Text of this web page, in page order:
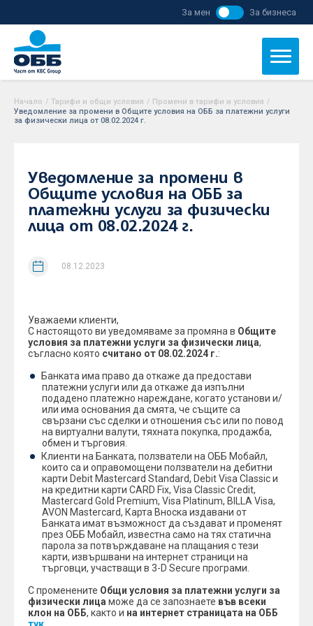
За мен За бизнеса
Начало / Тарифи и общи условия / Промени в тарифи и условия /
Уведомление за промени в Общите условия на ОББ за платежни услуги
за физически лица от 08.02.2024 г.
Уведомление за промени в
Общите условия на ОББ за
платежни услуги за физически
лица от 08.02.2024 г.
08.12.2023
Уважаеми клиенти,
С настоящото ви уведомяваме за промяна в Общите
условия за платежни услуги за физически лица,
съгласно която считано от 08.02.2024 г.:
Банката има право да откаже да предостави
платежни услуги или да откаже да изпълни
подадено платежно нареждане, когато установи и/
или има основания да смята, че същите са
свързани със сделки и отношения със или по повод
на виртуални валути, тяхната покупка, продажба,
обмен и търговия.
Клиенти на Банката, ползватели на ОББ Мобайл,
които са и оправомощени ползватели на дебитни
карти Debit Mastercard Standard, Debit Visa Classic и
на кредитни карти CARD Fix, Visa Classic Credit,
Mastercard Gold Premium, Visa Platinum, BILLA Visa,
AVON Mastercard, Карта Вноска издавани от
Банката имат възможност да създават и променят
през ОББ Мобайл, известна само на тях статична
парола за потвърждаване на плащания с тези
карти, извършвани на интернет страници на
търговци, участващи в 3-D Secure програми.
С променените Общи условия за платежни услуги за
физически лица може да се запознаете във всеки
клон на ОББ, както и на интернет страницата на ОББ